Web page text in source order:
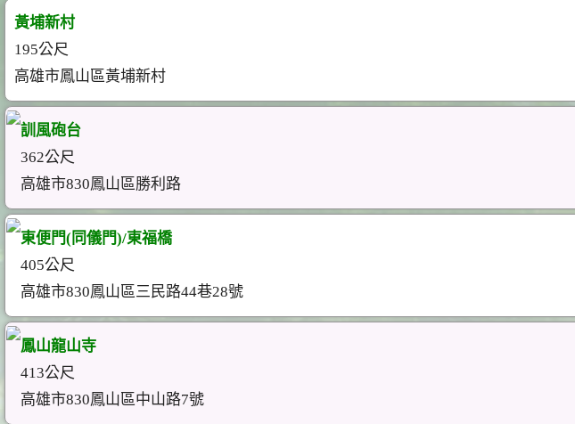
黃埔新村
195公尺
高雄市鳳山區黃埔新村
訓風砲台
362公尺
高雄市830鳳山區勝利路
東便門(同儀門)/東福橋
405公尺
高雄市830鳳山區三民路44巷28號
鳳山龍山寺
413公尺
高雄市830鳳山區中山路7號